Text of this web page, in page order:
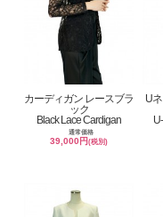
カーディガン レースブラ
ック
Black Lace Cardigan
通常価格
39,000円(税別)
U